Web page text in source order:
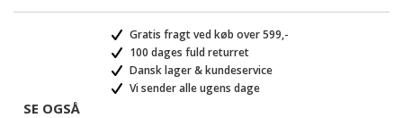
Gratis fragt ved køb over 599,-
100 dages fuld returret
Dansk lager & kundeservice
Vi sender alle ugens dage
SE OGSÅ